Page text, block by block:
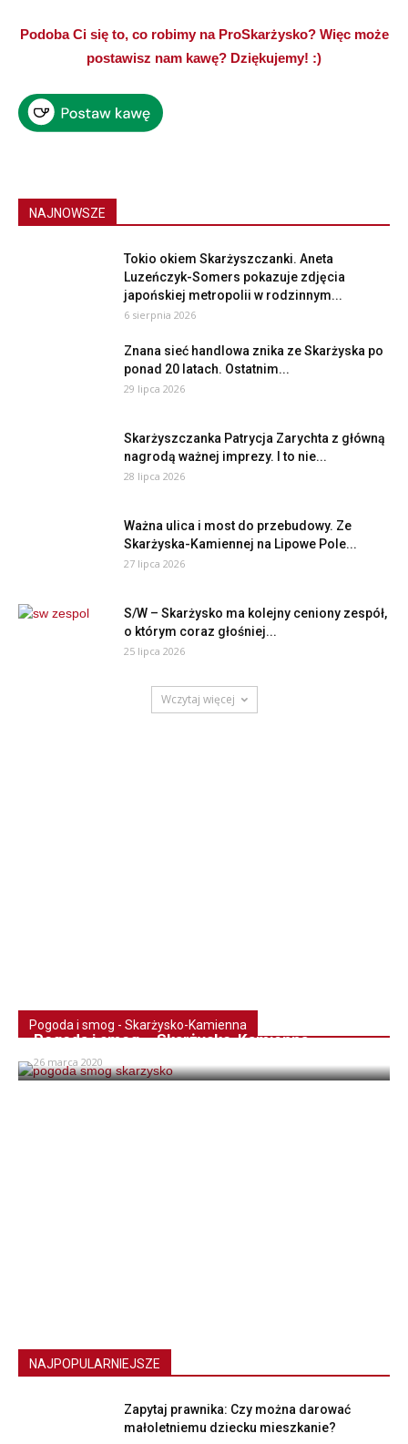
Podoba Ci się to, co robimy na ProSkarżysko? Więc może
postawisz nam kawę? Dziękujemy! :)
NAJNOWSZE
Tokio okiem Skarżyszczanki. Aneta
Luzeńczyk-Somers pokazuje zdjęcia
japońskiej metropolii w rodzinnym...
6 sierpnia 2026
Znana sieć handlowa znika ze Skarżyska po
ponad 20 latach. Ostatnim...
29 lipca 2026
Skarżyszczanka Patrycja Zarychta z główną
nagrodą ważnej imprezy. I to nie...
28 lipca 2026
Ważna ulica i most do przebudowy. Ze
Skarżyska-Kamiennej na Lipowe Pole...
27 lipca 2026
S/W – Skarżysko ma kolejny ceniony zespół,
o którym coraz głośniej...
25 lipca 2026
Wczytaj więcej
Pogoda i smog - Skarżysko-Kamienna
Pogoda i smog – Skarżysko-Kamienna
26 marca 2020
NAJPOPULARNIEJSZE
Zapytaj prawnika: Czy można darować
małoletniemu dziecku mieszkanie?